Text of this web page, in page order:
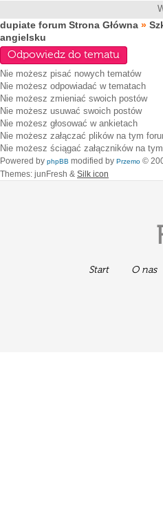
dupiate forum Strona Główna »
angielsku
Odpowiedz do tematu
Nie możesz pisać nowych tematów
Nie możesz odpowiadać w tematach
Nie możesz zmieniać swoich postów
Nie możesz usuwać swoich postów
Nie możesz głosować w ankietach
Nie możesz załączać plików na tym
Nie możesz ściągać załączników na
Powered by phpBB modified by Przemo ©
Themes: junFresh & Silk icon
Start O nas